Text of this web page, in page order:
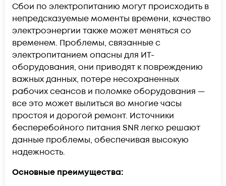
Сбои по электропитанию могут происходить в
непредсказуемые моменты времени, качество
электроэнергии также может меняться со
временем. Проблемы, связанные с
электропитанием опасны для ИТ-
оборудования, они приводят к повреждению
важных данных, потере несохраненных
рабочих сеансов и поломке оборудования —
все это может вылиться во многие часы
простоя и дорогой ремонт. Источники
бесперебойного питания SNR легко решают
данные проблемы, обеспечивая высокую
надежность.
Основные преимущества: